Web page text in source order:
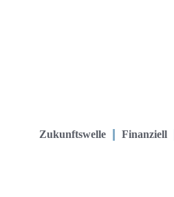
Zukunftswelle Finanziell